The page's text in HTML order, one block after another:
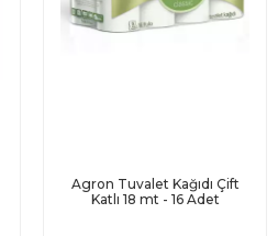
Agron Tuvalet Kağıdı Çift
Katlı 18 mt - 16 Adet